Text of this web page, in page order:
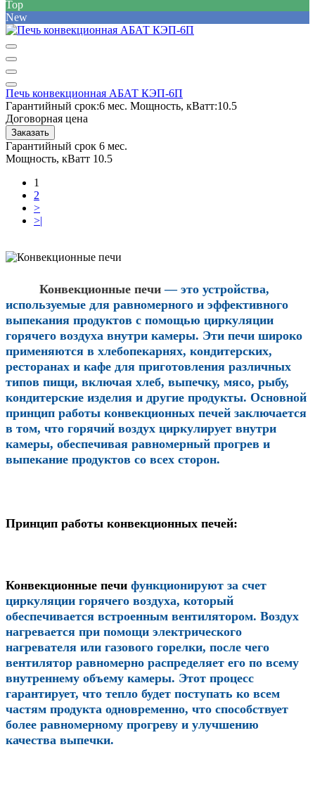
Top
New
Печь конвекционная АБАТ КЭП-6П
Гарантийный срок:6 мес. Мощность, кВатт:10.5
Договорная цена
Заказать
Гарантийный срок 6 мес.
Мощность, кВатт 10.5
1
2
>
>|
Конвекционные печи — это устройства,
используемые для равномерного и эффективного
выпекания продуктов с помощью циркуляции
горячего воздуха внутри камеры. Эти печи широко
применяются в хлебопекарнях, кондитерских,
ресторанах и кафе для приготовления различных
типов пищи, включая хлеб, выпечку, мясо, рыбу,
кондитерские изделия и другие продукты. Основной
принцип работы конвекционных печей заключается
в том, что горячий воздух циркулирует внутри
камеры, обеспечивая равномерный прогрев и
выпекание продуктов со всех сторон.
Принцип работы конвекционных печей:
Конвекционные печи функционируют за счет
циркуляции горячего воздуха, который
обеспечивается встроенным вентилятором. Воздух
нагревается при помощи электрического
нагревателя или газового горелки, после чего
вентилятор равномерно распределяет его по всему
внутреннему объему камеры. Этот процесс
гарантирует, что тепло будет поступать ко всем
частям продукта одновременно, что способствует
более равномерному прогреву и улучшению
качества выпечки.